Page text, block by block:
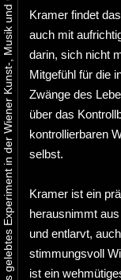
Kramer findet
auch mit
darin, sich nicht
Mitgefühl für die
Zwänge des
über das
kontrollierbaren
selbst.
Kramer ist ein
herausnimmt
und entlarvt,
stimmungsvoll
ist ein